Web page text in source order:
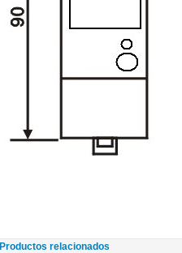
Productos relacionados